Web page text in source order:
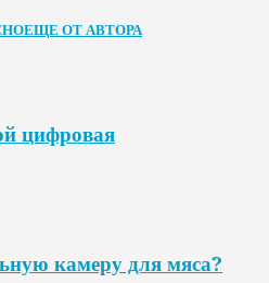
ЕЩЕ ОТ АВТОРА
цифровая
камеру для мяса?